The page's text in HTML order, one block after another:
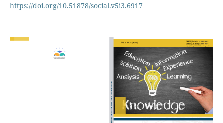
https://doi.org/10.51878/social.v5i3.6917